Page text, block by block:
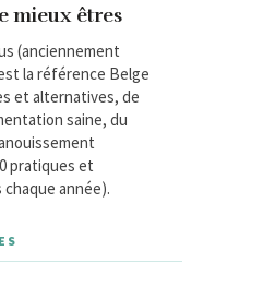
mieux êtres
(anciennement
la référence Belge
et alternatives, de
saine, du
pratiques et
année).